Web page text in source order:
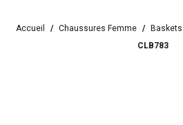
Accueil Chaussures Femme Baskets
CLB783